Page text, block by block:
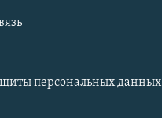
персональных данных